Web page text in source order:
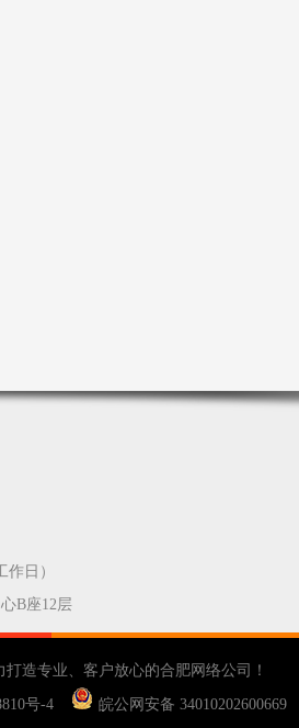
作日）
B座12层
打造专业、客户放心的合肥网络公司 ！
号-4
皖公网安备 34010202600669